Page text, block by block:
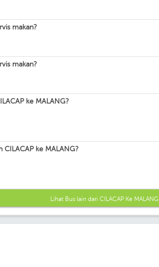
makan?
makan?
ke MALANG?
CILACAP ke MALANG?
Lihat Bus lain dari CILACAP Ke MALANG